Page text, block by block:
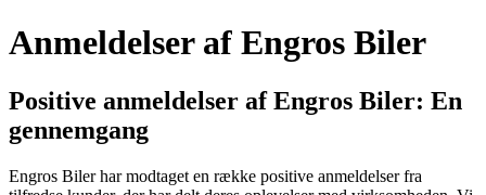
Anmeldelser af Engros Biler
Positive anmeldelser af Engros Biler: En
gennemgang
Engros Biler har modtaget en række positive anmeldelser fra